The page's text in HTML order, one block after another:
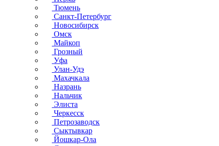
Тюмень
Санкт-Петербург
Новосибирск
Омск
Майкоп
Грозный
Уфа
Улан-Удэ
Махачкала
Назрань
Нальчик
Элиста
Черкесск
Петрозаводск
Сыктывкар
Йошкар-Ола